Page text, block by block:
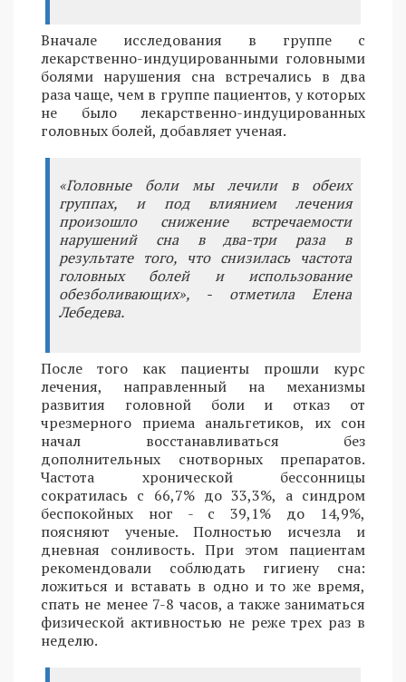
Вначале исследования в группе с
лекарственно-индуцированными головными
болями нарушения сна встречались в два
раза чаще, чем в группе пациентов, у которых
не было лекарственно-индуцированных
головных болей, добавляет ученая.
«Головные боли мы лечили в обеих
группах, и под влиянием лечения
произошло снижение встречаемости
нарушений сна в два-три раза в
результате того, что снизилась частота
головных болей и использование
обезболивающих», - отметила Елена
Лебедева.
После того как пациенты прошли курс
лечения, направленный на механизмы
развития головной боли и отказ от
чрезмерного приема анальгетиков, их сон
начал восстанавливаться без
дополнительных снотворных препаратов.
Частота хронической бессонницы
сократилась с 66,7% до 33,3%, а синдром
беспокойных ног - с 39,1% до 14,9%,
поясняют ученые. Полностью исчезла и
дневная сонливость. При этом пациентам
рекомендовали соблюдать гигиену сна:
ложиться и вставать в одно и то же время,
спать не менее 7-8 часов, а также заниматься
физической активностью не реже трех раз в
неделю.